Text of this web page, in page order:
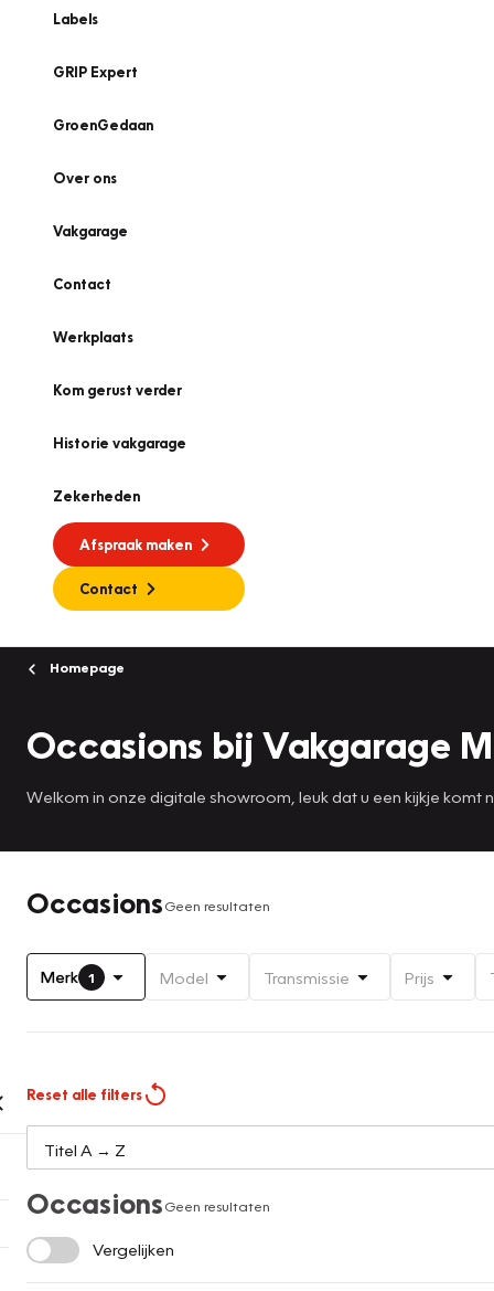
Labels
GRIP Expert
GroenGedaan
Over ons
Vakgarage
Contact
Werkplaats
Kom gerust verder
Historie vakgarage
Zekerheden
Afspraak maken
Contact
Homepage
Occasions bij Vakgarage
Welkom in onze digitale showroom, leuk dat u een kijkje komt
OccasionsGeen resultaten
Merk 1 Model Transmissie Prijs
Reset alle filters
OccasionsGeen resultaten
Vergelijken